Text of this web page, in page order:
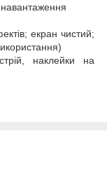
екран чистий;
наклейки на